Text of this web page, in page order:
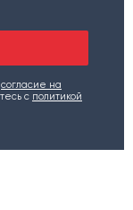
согласие на
c политикой